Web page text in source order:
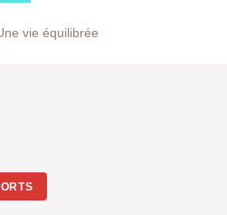
vie équilibrée